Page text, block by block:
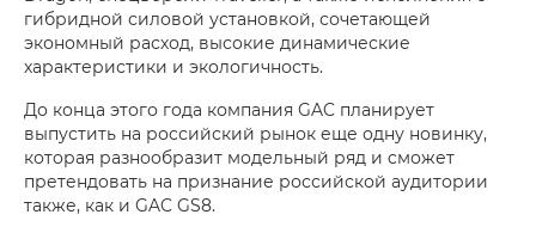
гибридной силовой установкой, сочетающей
экономный расход, высокие динамические
характеристики и экологичность.
До конца этого года компания GAC планирует
выпустить на российский рынок еще одну новинку,
которая разнообразит модельный ряд и cможет
претендовать на признание российской аудитории
также, как и GAC GS8.